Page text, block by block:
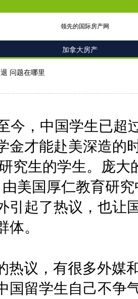
领先的国际房产网
加拿大房产
问题在哪里
，中国学生已超
金才能赴美深造的
究生的学生。庞
美国厚仁教育研
引起了热议，也让
。
热议，有很多外媒
国留学生自己不争